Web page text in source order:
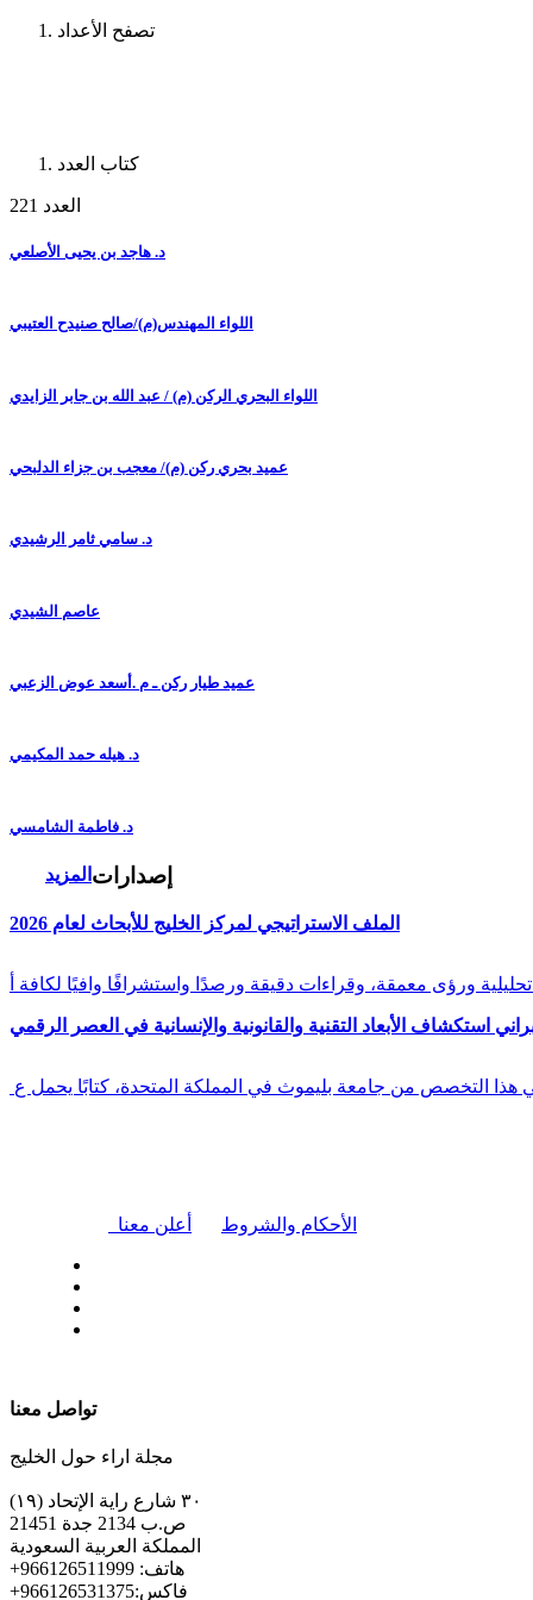
تصفح الأعداد
كتاب العدد
العدد 221
د. هاجد بن يحيى الأصلعي
اللواء المهندس(م)/صالح صنيدح العتيبي
اللواء البحري الركن (م) / عبد الله بن جابر الزايدي
عميد بحري ركن (م)/ معجب بن جزاء الدلبحي
د. سامي ثامر الرشيدي
عاصم الشيدي
عميد طيار ركن ـ م .أسعد عوض الزعبي
د. هيله حمد المكيمي
د. فاطمة الشامسي
المزيد إصدارات
الملف الاستراتيجي لمركز الخليج للأبحاث لعام 2026
استكشاف الأبعاد التقنية والقانونية والإنسانية في العصر الرقمي
هذا التخصص من جامعة بليموث في المملكة المتحدة، كتابًا يحمل ع
أعلن معنا الأحكام والشروط
تواصل معنا
مجلة اراء حول الخليج
٣٠ شارع راية الإتحاد (١٩)
ص.ب 2134 جدة 21451
المملكة العربية السعودية
+هاتف: 966126511999
+فاكس:966126531375